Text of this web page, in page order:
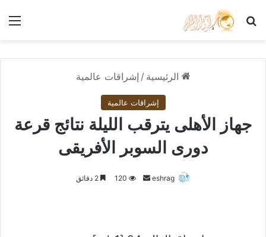
بحث عن
الرئيسية / إشراقات عالمية
إشراقات عالمية
جهاز الأهلى يترقب الليلة نتائج قرعة
دورى السوبر الأفريقى
eshrag
أرسل 120